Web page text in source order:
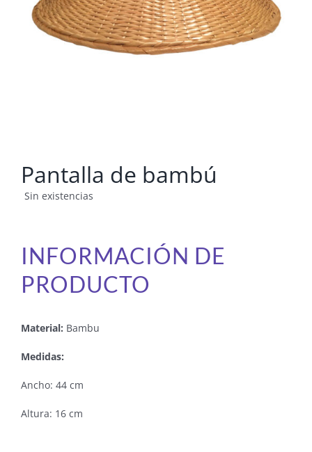
Pantalla de bambú
Sin existencias
INFORMACIÓN DE
PRODUCTO
Material: Bambu
Medidas:
Ancho: 44 cm
Altura: 16 cm